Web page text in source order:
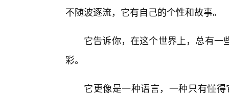
不随波逐流，它有自己的个性和故事。
它告诉你，在这个世界上，总有
彩。
它更像是一种语言，一种只有懂